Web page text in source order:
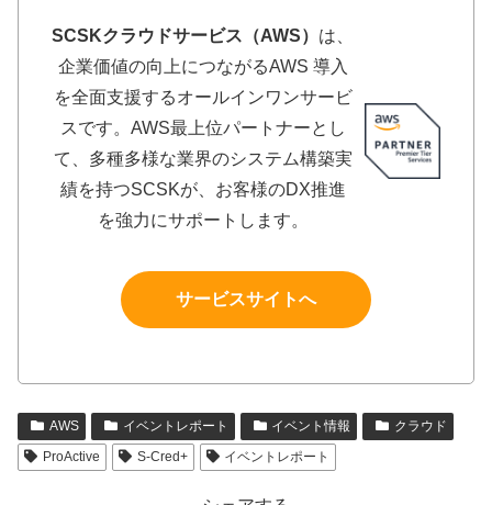
SCSKクラウドサービス（AWS） は、
企業価値の向上につながるAWS 導入
を全面支援するオールインワンサービ
スです。AWS最上位パートナーとし
て、多種多様な業界のシステム構築実
績を持つSCSKが、お客様のDX推進
を強力にサポートします。
サービスサイトへ
AWS イベントレポート イベント情報
クラウド
ProActive
S-Cred+ イベントレポート